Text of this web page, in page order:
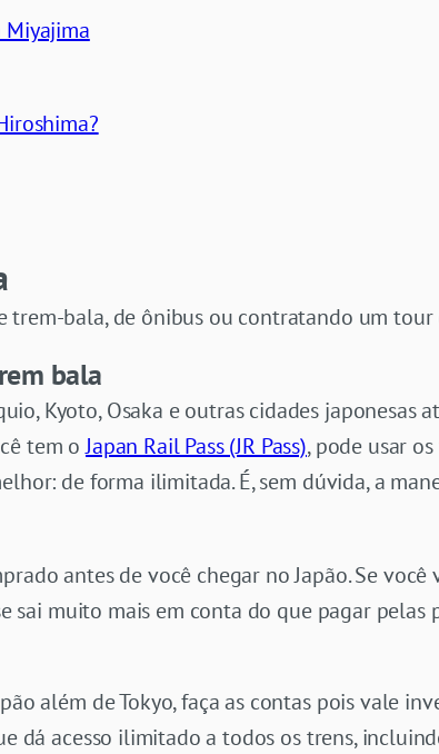
Miyajima
trem-bala, de ônibus ou contratando um
bala
Kyoto, Osaka e outras cidades japonesas
tem oJapan Rail Pass (JR Pass), pode usar
de forma ilimitada. É, sem dúvida, a
antes de você chegar no Japão. Se
sai muito mais em conta do que pagar pelas
além de Tokyo, faça as contas pois vale
dá acesso ilimitado a todos os trens,